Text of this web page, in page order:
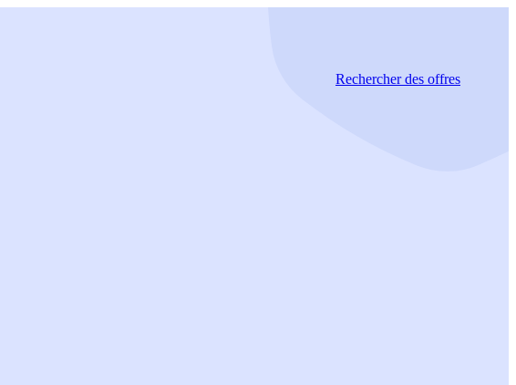
Rechercherdes offres